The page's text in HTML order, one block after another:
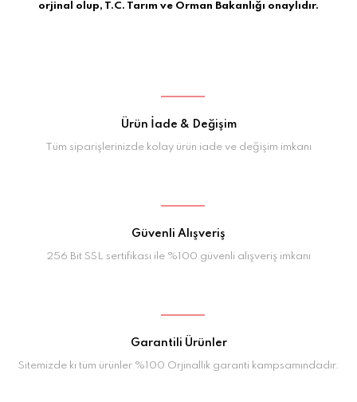
orjinal olup, T.C. Tarım ve Orman Bakanlığı onaylıdır.
Ürün İade & Değişim
Tüm siparişlerinizde kolay ürün iade ve değişim imkanı
Güvenli Alışveriş
256 Bit SSL sertifikası ile %100 güvenli alışveriş imkanı
Garantili Ürünler
Sitemizde ki tüm ürünler %100 Orjinallik garanti kampsamındadır.